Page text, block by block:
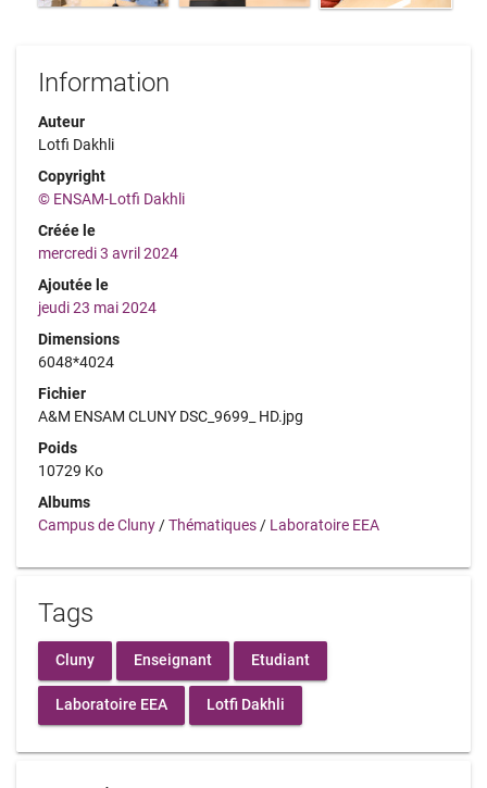
Information
Auteur
Lotfi Dakhli
Copyright
© ENSAM-Lotfi Dakhli
Créée le
mercredi 3 avril 2024
Ajoutée le
jeudi 23 mai 2024
Dimensions
6048*4024
Fichier
A&M ENSAM CLUNY DSC_9699_ HD.jpg
Poids
10729 Ko
Albums
Campus de Cluny /Thématiques / Laboratoire EEA
Tags
Cluny Enseignant Etudiant
Laboratoire EEA Lotfi Dakhli